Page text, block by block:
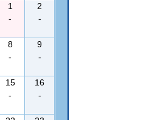
1
-
2
-
8
-
9
-
15
-
16
-